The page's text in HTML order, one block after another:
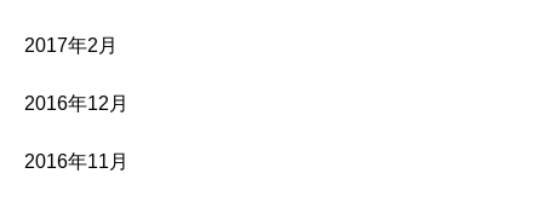
2017年2月
2016年12月
2016年11月